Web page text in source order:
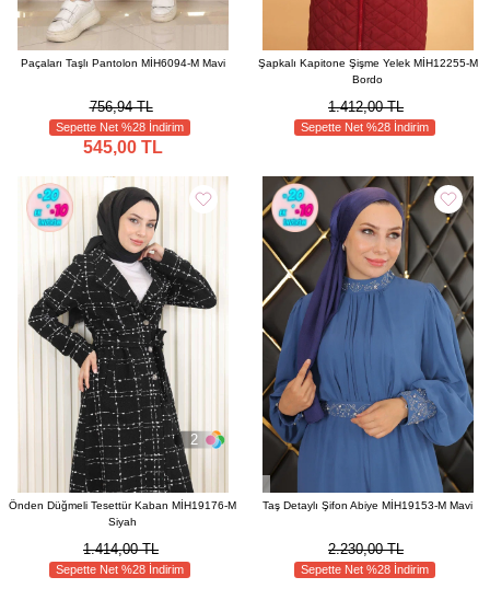
Paçaları Taşlı Pantolon MİH6094-M Mavi
756,94 TL
Sepette Net %28 İndirim
545,00 TL
Şapkalı Kapitone Şişme Yelek MİH12255-M
Bordo
1.412,00 TL
Sepette Net %28 İndirim
2
Önden Düğmeli Tesettür Kaban MİH19176-M
Siyah
1.414,00 TL
Sepette Net %28 İndirim
Taş Detaylı Şifon Abiye MİH19153-M Mavi
2.230,00 TL
Sepette Net %28 İndirim